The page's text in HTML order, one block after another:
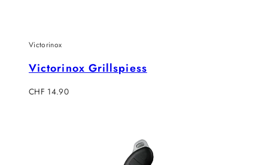
Victorinox
Victorinox Grillspiess
Regulärer
CHF 14.90